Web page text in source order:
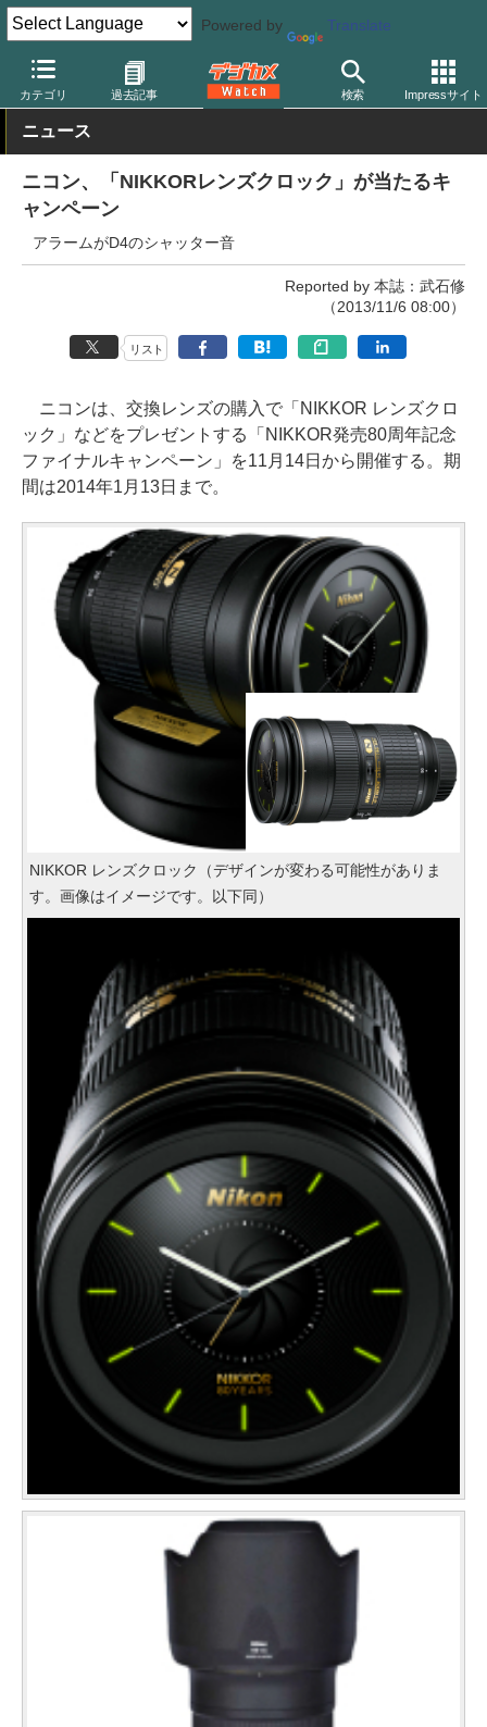
Powered by Translate
カテゴリ 過去記事 検索 Impressサイト
デジカメ Watch レンズ 交換レンズ ニコン
ニュース
ニコン、「NIKKORレンズクロック」が当たるキ
ャンペーン
アラームがD4のシャッター音
Reported by 本誌：武石修
（2013/11/6 08:00）
リスト
ニコンは、交換レンズの購入で「NIKKOR レンズクロ
ック」などをプレゼントする「NIKKOR発売80周年記念
ファイナルキャンペーン」を11月14日から開催する。期
間は2014年1月13日まで。
NIKKOR レンズクロック（デザインが変わる可能性がありま
す。画像はイメージです。以下同）